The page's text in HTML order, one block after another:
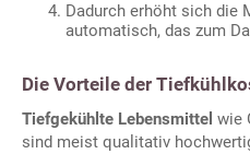
Dadurch erhöht sich die
automatisch, das zum
Die Vorteile der
Tiefgekühlte Lebensmittel wie
sind meist qualitativ